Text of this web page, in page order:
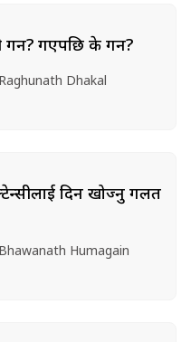
गएपछि के गर्ने?
Raghunath Dhakal
दिन खोज्नु गलत
Bhawanath Humagain